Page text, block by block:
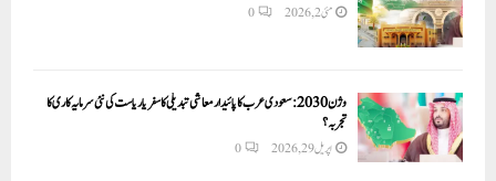
مئی 2, 2026 0
وژن 2030:سعودی عرب کا پائیدار معاشی تبدیلی کا سفر یا ریاست کی نئی سرمایہ کاری کا
تجربہ؟
اپریل 29, 2026 0